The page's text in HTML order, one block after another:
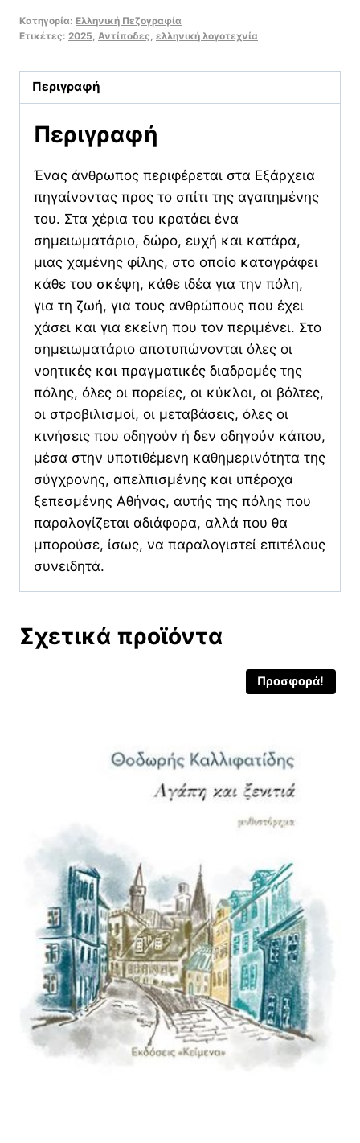
Κατηγορία: Ελληνική Πεζογραφία
Ετικέτες: 2025 Αντίποδες ελληνική λογοτεχνία
Περιγραφή
Περιγραφή
Ένας άνθρωπος περιφέρεται στα Εξάρχεια
πηγαίνοντας προς το σπίτι της αγαπημένης
του. Στα χέρια του κρατάει ένα
σημειωματάριο, δώρο, ευχή και κατάρα,
μιας χαμένης φίλης, στο οποίο καταγράφει
κάθε του σκέψη, κάθε ιδέα για την πόλη,
για τη ζωή, για τους ανθρώπους που έχει
χάσει και για εκείνη που τον περιμένει. Στο
σημειωματάριο αποτυπώνονται όλες οι
νοητικές και πραγματικές διαδρομές της
πόλης, όλες οι πορείες, οι κύκλοι, οι βόλτες,
οι στροβιλισμοί, οι μεταβάσεις, όλες οι
κινήσεις που οδηγούν ή δεν οδηγούν κάπου,
μέσα στην υποτιθέμενη καθημερινότητα της
σύγχρονης, απελπισμένης και υπέροχα
ξεπεσμένης Αθήνας, αυτής της πόλης που
παραλογίζεται αδιάφορα, αλλά που θα
μπορούσε, ίσως, να παραλογιστεί επιτέλους
συνειδητά.
Σχετικά προϊόντα
Προσφορά!